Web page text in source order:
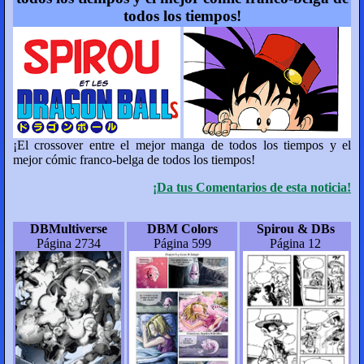
todos los tiempos!
¡El crossover entre el mejor manga de todos los tiempos y el
mejor cómic franco-belga de todos los tiempos!
¡Da tus Comentarios de esta noticia!
DBMultiverse
Página 2734
DBM Colors
Página 599
Spirou & DBs
Página 12